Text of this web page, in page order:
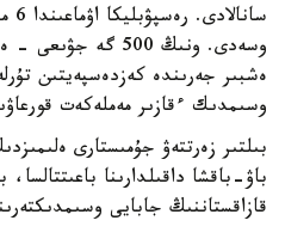
وسەدى. ونىڭ 500
وسىمدىك ءقازىر مەملەكەت
بىلتىر زەرتتەۋ جۇمىستارى
باۋ-باقشا داقىلدارىنا
قازاقستاننىڭ جابايى